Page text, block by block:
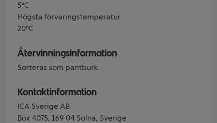
5°C
Högsta förvaringstemperatur
20°C
Återvinningsinformation
Sorteras som pantburk.
Kontaktinformation
ICA Sverige AB
Box 4075, 169 04 Solna, Sverige